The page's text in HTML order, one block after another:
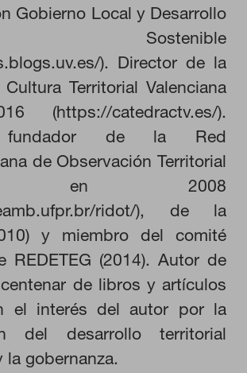
Gobierno Local y Desarrollo
Sostenible
). Director de la
Territorial Valenciana
(https://catedractv.es/).
fundador de la Red
de Observación Territorial
en 2008
ridot/), de la
y miembro del comité
REDETEG (2014). Autor de
de libros y artículos
el interés del autor por la
del desarrollo territorial
la gobernanza.
RECHAZAR TODO
HABILITAR TODO
son necesarias para que el sitio web funcione y
desactivar en nuestros sistemas. Puede
para bloquear o alertar sobre estas
alguna áreas del sitio no funcionarán. Estas
ninguna información de identificación
nos permiten contar las visitas y fuentes de
evaluar el rendimiento de nuestro sitio y
ayudan a saber qué páginas son las más o
y cómo los visitantes navegan por el sitio.
que recogen estas cookies es agregada y,
anónima.